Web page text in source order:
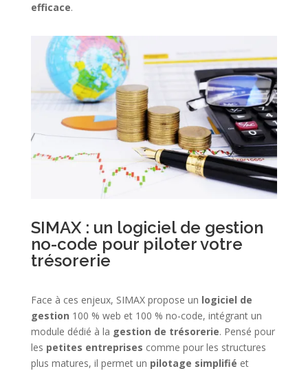
efficace.
SIMAX : un logiciel de gestion
no-code pour piloter votre
trésorerie
Face à ces enjeux, SIMAX propose un logiciel de
gestion 100 % web et 100 % no-code, intégrant un
module dédié à la gestion de trésorerie. Pensé pour
les petites entreprises comme pour les structures
plus matures, il permet un pilotage simplifié et